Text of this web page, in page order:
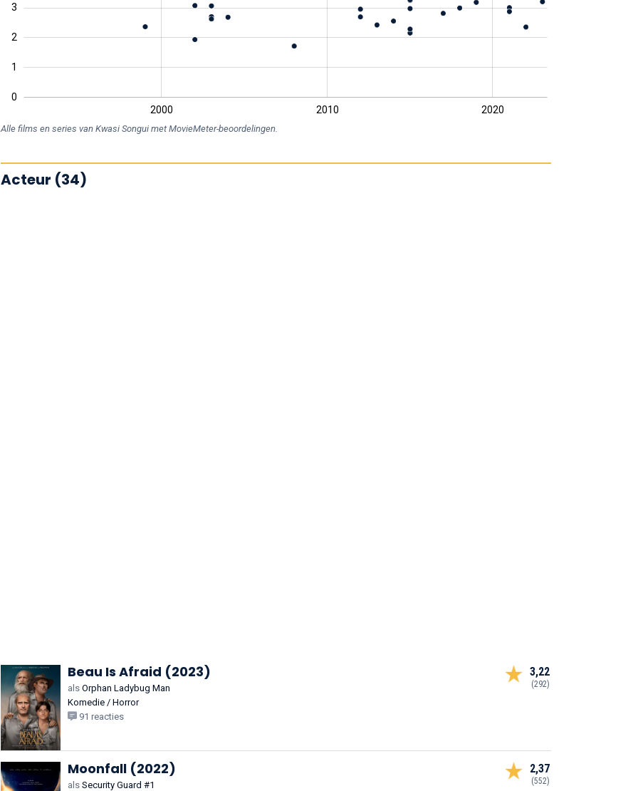
0
1
2
3
2000 2010 2020
Alle films en series van Kwasi Songui met MovieMeter-beoordelingen.
Acteur (34)
Beau Is Afraid (2023)
als Orphan Ladybug Man
Komedie / Horror
91 reacties
3,22
(292)
Moonfall (2022)
als Security Guard #1
2,37
(552)